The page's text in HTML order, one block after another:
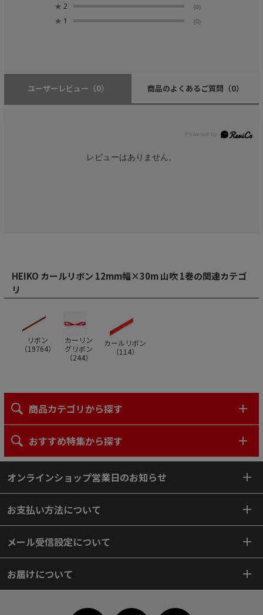
★ 2 (0)
★ 1 (0)
ユーザーレビュー （0） 商品のよくあるご質問 （0）
レビューはありません。
HEIKO カールリボン 12mm幅×30m 山吹 1巻の関連カテゴ
リ
リボン
（19764）
カーリン
グリボン
（244）
カールリボン
（114）
商品カテゴリから探す
おすすめ特集から探す
オンラインショップ営業日のお知らせ
お支払い方法について
メール受信設定について
お届けについて